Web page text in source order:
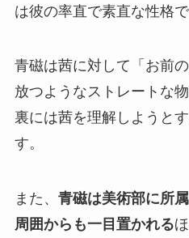
は彼の率直で素直な性格で
青磁は茜に対して「お前
放つようなストレートな
裏には茜を理解しようと
す。
また、 青磁は美術部に所
周囲からも一目置かれる